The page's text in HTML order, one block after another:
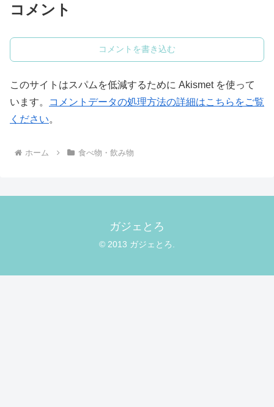
コメント
コメントを書き込む
このサイトはスパムを低減するために Akismet を使って
います。
コメントデータの処理方法の詳細はこちらをご覧
ください。
ホーム 食べ物・飲み物
ガジェとろ
© 2013 ガジェとろ.